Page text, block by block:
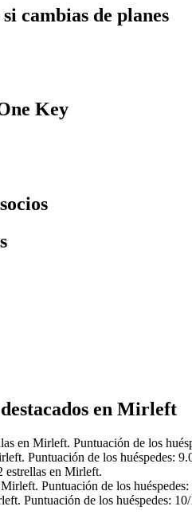
cambias de planes
Key
en Mirleft
en Mirleft. Puntuación de los
Puntuación de los huéspedes:
en Mirleft.
Puntuación de los
Puntuación de los huéspedes: